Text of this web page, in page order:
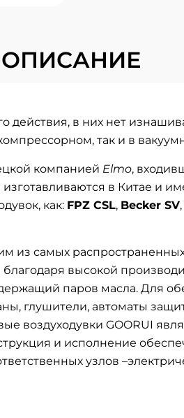
ОПИСАНИЕ
действия, в них нет
так и в
компанией Elmo,
изготавливаются в Китае и
как: FPZ CSL, Becker SV,
из самых
высокой
паров масла. Для
глушители, автоматы
воздуходувки GOORUI
и исполнение
узлов